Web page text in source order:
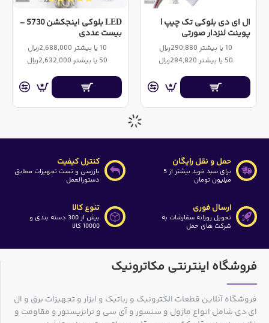
ال ای دی بلوکی تک چیپ |
پوینت لنزدار صورتی
10 یا بیشتر 290,880ریال
50 یا بیشتر 284,820ریال
LED بلوکی اینجکشن 5730 -
بیست عددی
10 یا بیشتر 2,688,000ریال
50 یا بیشتر 2,632,000ریال
حمل و نقل رایگان
برای سبد خرید بیشتر از 5
میلیون تومان
کنترل کیفیت
بازرسی و تست تجهیزات مطابق
دستورالعمل
ارسال فوری
تحویل روزانه سفارشات به
شرکت های حمل
تنوع کالا
بیش از 300 دسته بندی و
10000 کالا
فروشگاه اینترنتی مکاترونیک
فروشگاه آنلاین قطعات الکترونیک و رباتیک و ابزار و تجهیزات برق و ال
ای دی شامل انواع ماژول و سنسور و آی سی و ترانزیستور و مقاومت و